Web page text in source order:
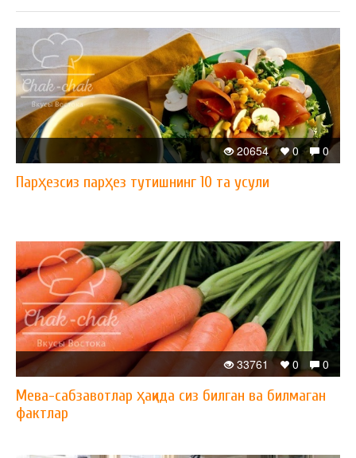
0
0
20654
Парҳезсиз парҳез тутишнинг 10 та усули
0
0
33761
Мева-сабзавотлар ҳақида сиз билган ва билмаган
фактлар